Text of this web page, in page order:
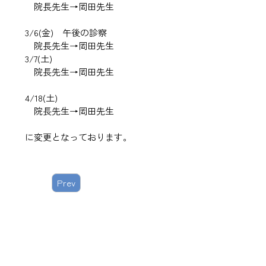
院長先生→岡田先生
3/6(金) 午後の診察
院長先生→岡田先生
3/7(土)
院長先生→岡田先生
4/18(土)
院長先生→岡田先生
に変更となっております。
Prev